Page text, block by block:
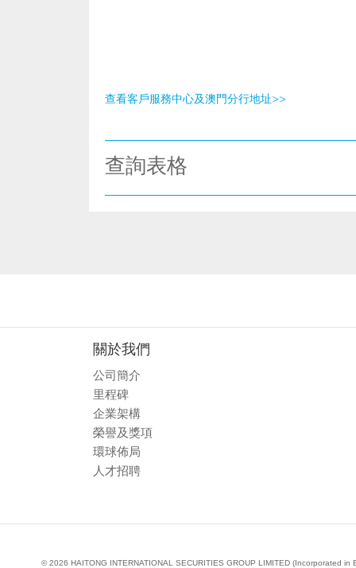
查看客戶服務中心及澳門分行地址>>
查詢表格
關於我們
公司簡介
里程碑
企業架構
榮譽及獎項
環球佈局
人才招聘
© 2026 HAITONG INTERNATIONAL SECURITIES GROUP LIMITED (Incorporated in